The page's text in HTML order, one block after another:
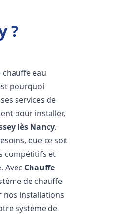
?
eau
pourquoi
services de
pour installer,
lès Nancy.
que ce soit
compétitifs et
Avec Chauffe
de chauffe
nos installations
système de